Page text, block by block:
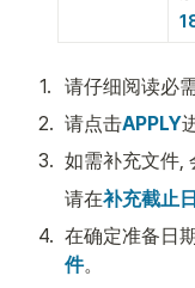
1.
请仔细阅读必
2. 请点击APPLY
3. 如需补充文件,
请在补充截止
4. 在确定准备日
件。